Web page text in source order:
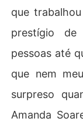
que
prestígio
pessoas até
que nem
surpreso
Amanda